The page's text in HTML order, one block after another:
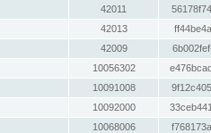
42011
42013
42009
10056302
10091008
10092000
10068006